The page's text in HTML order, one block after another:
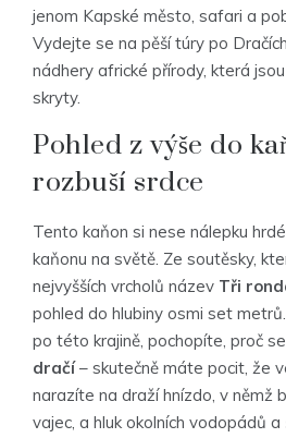
jenom Kapské město, safari a
Vydejte se na pěší túry po
nádhery africké přírody, která
skryty.
Pohled z výše do
rozbuší srdce
Tento kaňon si nese nálepku
kaňonu na světě. Ze soutěsky,
nejvyšších vrcholů název Tři
pohled do hlubiny osmi set
po této krajině, pochopíte, proč
dračí– skutečně máte pocit, že
narazíte na draží hnízdo, v němž
vajec, a hluk okolních vodopádů